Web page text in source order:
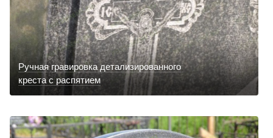
Ручная гравировка детализированного
креста с распятием